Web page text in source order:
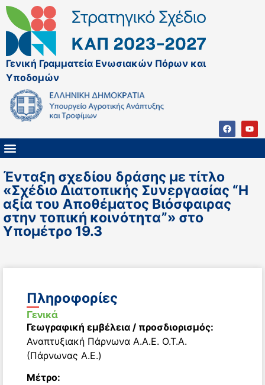
Γενική Γραμματεία Ενωσιακών Πόρων και
Υποδομών
Ένταξη σχεδίου δράσης με τίτλο
«Σχέδιο Διατοπικής Συνεργασίας “Η
αξία του Αποθέματος Βιόσφαιρας
στην τοπική κοινότητα”» στο
Υπομέτρο 19.3
Πληροφορίες
Γενικά
Γεωγραφική εμβέλεια / προσδιορισμός:
Αναπτυξιακή Πάρνωνα Α.Α.Ε. Ο.Τ.Α.
(Πάρνωνας Α.Ε.)
Μέτρο: